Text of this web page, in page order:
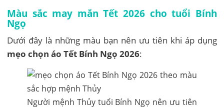
Màu sắc may mắn Tết 2026 cho tuổi Bính
Ngọ
Dưới đây là những màu bạn nên ưu tiên khi áp dụng
mẹo chọn áo Tết Bính Ngọ 2026:
Người mệnh Thủy tuổi Bính Ngọ nên ưu tiên